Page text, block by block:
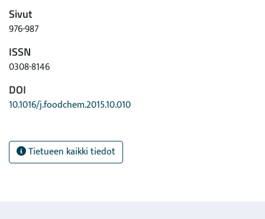
Sivut
976-987
ISSN
0308-8146
DOI
10.1016/j.foodchem.2015.10.010
Tietueen kaikki tiedot